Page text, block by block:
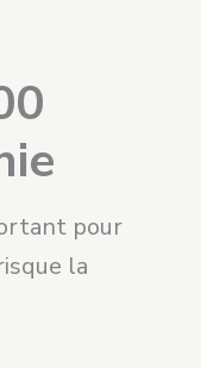
pour
la